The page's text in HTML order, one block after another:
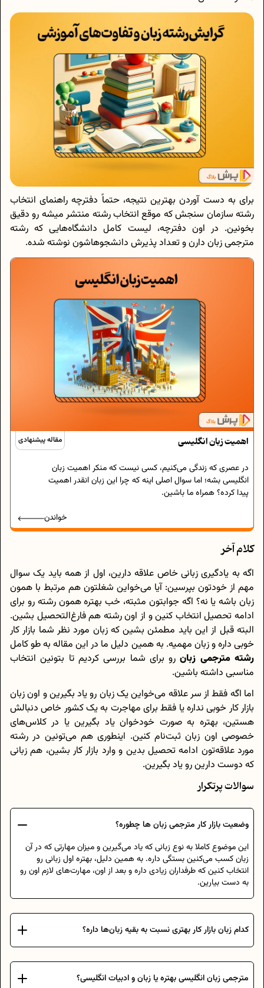
برای به دست آوردن بهترین نتیجه، حتماً دفترچه راهنمای انتخاب
رشته سازمان سنجش که موقع انتخاب رشته منتشر میشه رو دقیق
بخونین. در اون دفترچه، لیست کامل دانشگاه‌هایی که رشته
مترجمی زبان دارن و تعداد پذیرش دانشجوهاشون نوشته شده.
مقاله پیشنهادی اهمیت زبان انگلیسی
در عصری که زندگی می‌کنیم، کسی نیست که منکر اهمیت زبان
انگلیسی بشه؛ اما سوال اصلی اینه که چرا این زبان انقدر اهمیت
پیدا کرده؟ همراه ما باشین.
خواندن
کلام آخر
اگه به یادگیری زبانی خاص علاقه دارین، اول از همه باید یک سوال
مهم از خودتون بپرسین: آیا می‌خواین شغلتون هم مرتبط با همون
زبان باشه یا نه؟ اگه جوابتون مثبته، خب بهتره همون رشته رو برای
ادامه تحصیل انتخاب کنین و از اون رشته هم فارغ‌التحصیل بشین.
البته قبل از این باید مطمئن بشین که زبان مورد نظر شما بازار کار
خوبی داره و زبان مهمیه. به همین دلیل ما در این مقاله به طو کامل
رشته مترجمی زبانرو برای شما بررسی کردیم تا بتونین انتخاب
مناسبی داشته باشین.
اما اگه فقط از سر علاقه می‌خواین یک زبان رو یاد بگیرین و اون زبان
بازار کار خوبی نداره یا فقط برای مهاجرت به یک کشور خاص دنبالش
هستین، بهتره به صورت خودخوان یاد بگیرین یا در کلاس‌های
خصوصی اون زبان ثبت‌نام کنین. اینطوری هم می‌تونین در رشته
مورد علاقه‌تون ادامه تحصیل بدین و وارد بازار کار بشین، هم زبانی
که دوست دارین رو یاد بگیرین.
سوالات پرتکرار
وضعیت بازار کار مترجمی زبان ها چطوره؟
این موضوع کاملا به نوع زبانی که یاد می‌گیرین و میزان مهارتی که در آن
زبان کسب می‌کنین بستگی داره. به همین دلیل، بهتره اول زبانی رو
انتخاب کنین که طرفداران زیادی داره و بعد از اون، مهارت‌های لازم اون رو
به دست بیارین.
کدام زبان بازار کار بهتری نسبت به بقیه زبان‌ها داره؟
مترجمی زبان انگلیسی بهتره یا زبان و ادبیات انگلیسی؟